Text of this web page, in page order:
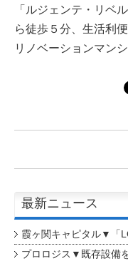
「ルジェンテ・リベ
ら徒歩５分、生活利
リノベーションマン
最新ニュース
霞ヶ関キャピタル▼「
プロロジス▼既存設備